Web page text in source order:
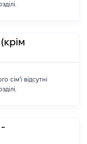
сім'ї відсутні